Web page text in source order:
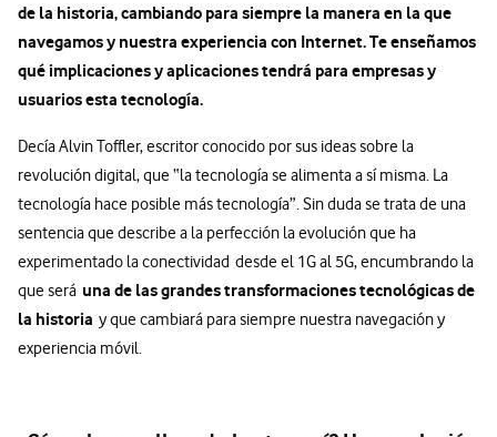
de la historia, cambiando para siempre la manera en la que
navegamos y nuestra experiencia con Internet. Te enseñamos
qué implicaciones y aplicaciones tendrá para empresas y
usuarios esta tecnología.
Decía Alvin Toffler, escritor conocido por sus ideas sobre la
revolución digital, que “la tecnología se alimenta a sí misma. La
tecnología hace posible más tecnología”. Sin duda se trata de una
sentencia que describe a la perfección la evolución que ha
experimentado la conectividad desde el 1G al 5G, encumbrando la
que será una de las grandes transformaciones tecnológicas de
la historia y que cambiará para siempre nuestra navegación y
experiencia móvil.